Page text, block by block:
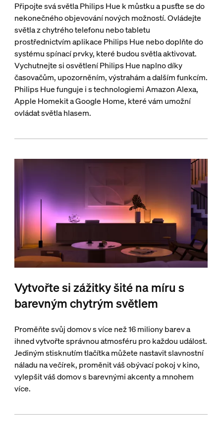
Připojte svá světla Philips Hue k můstku a pusťte se do
nekonečného objevování nových možností. Ovládejte
světla z chytrého telefonu nebo tabletu
prostřednictvím aplikace Philips Hue nebo doplňte do
systému spínací prvky, které budou světla aktivovat.
Vychutnejte si osvětlení Philips Hue naplno díky
časovačům, upozorněním, výstrahám a dalším funkcím.
Philips Hue funguje i s technologiemi Amazon Alexa,
Apple Homekit a Google Home, které vám umožní
ovládat světla hlasem.
Vytvořte si zážitky šité na míru s
barevným chytrým světlem
Proměňte svůj domov s více než 16 miliony barev a
ihned vytvořte správnou atmosféru pro každou událost.
Jediným stisknutím tlačítka můžete nastavit slavnostní
náladu na večírek, proměnit váš obývací pokoj v kino,
vylepšit váš domov s barevnými akcenty a mnohem
více.